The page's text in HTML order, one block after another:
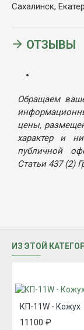
Сахалинск,
ОТЗЫВЫ
Обращаем
цены,
характер и
публичной
Статьи 437 (2)
ИЗ ЭТОЙ
КП-11W - Кожух
11100 ₽